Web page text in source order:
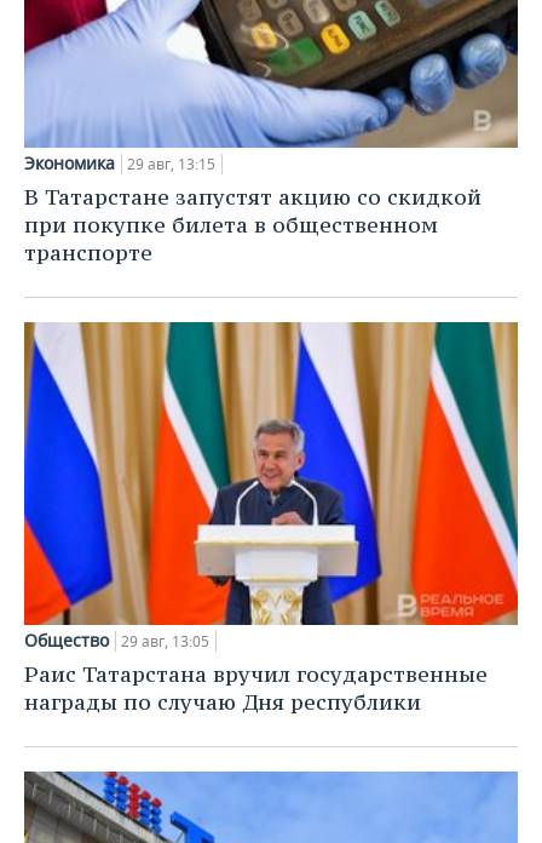
Экономика 29 авг, 13:15
В Татарстане запустят акцию со скидкой
при покупке билета в общественном
транспорте
Общество 29 авг, 13:05
Раис Татарстана вручил государственные
награды по случаю Дня республики